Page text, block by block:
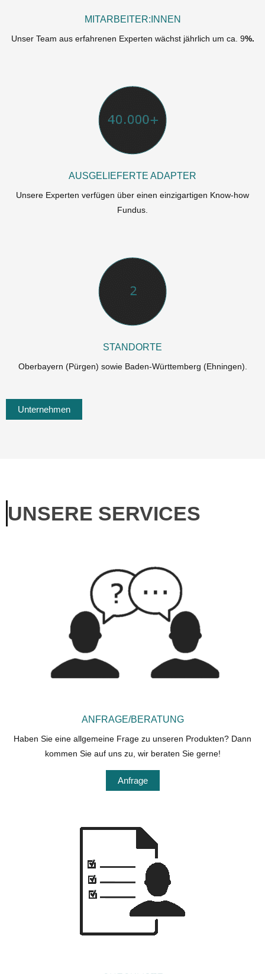
MITARBEITER:INNEN
Unser Team aus erfahrenen Experten wächst jährlich um ca. 9%.
AUSGELIEFERTE ADAPTER
Unsere Experten verfügen über einen einzigartigen Know-how
Fundus.
STANDORTE
Oberbayern (Pürgen) sowie Baden-Württemberg (Ehningen).
Unternehmen
UNSERE SERVICES
ANFRAGE/BERATUNG
Haben Sie eine allgemeine Frage zu unseren Produkten? Dann
kommen Sie auf uns zu, wir beraten Sie gerne!
Anfrage